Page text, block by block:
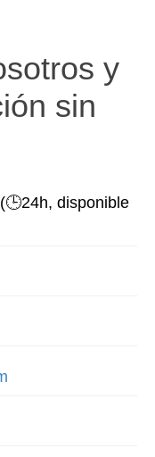
y
sin
(🕒24h, disponible